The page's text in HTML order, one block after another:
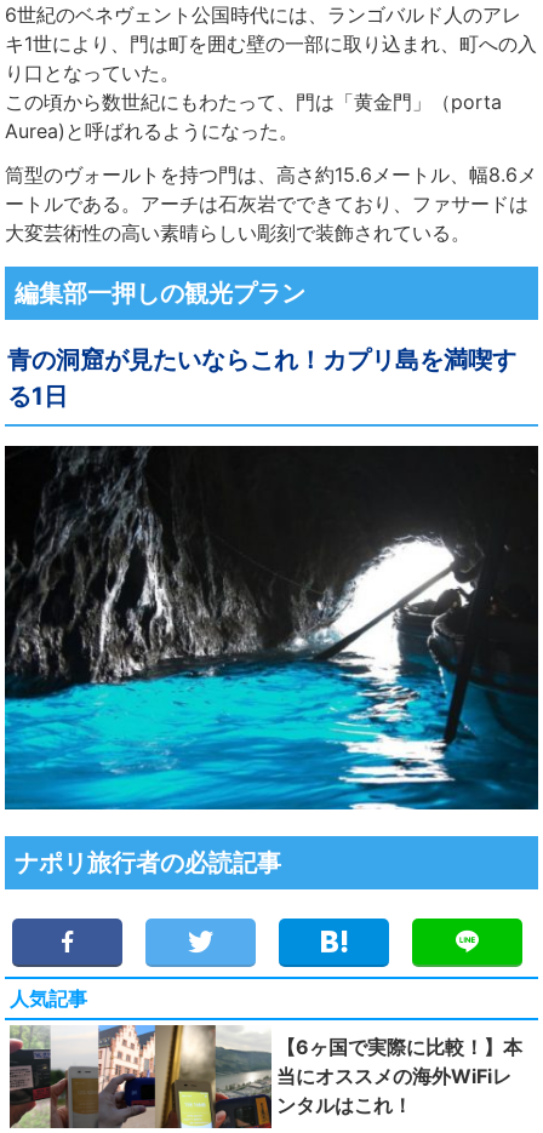
6世紀のベネヴェント公国時代には、ランゴバルド人のアレ
キ1世により、門は町を囲む壁の一部に取り込まれ、町への入
り口となっていた。
この頃から数世紀にもわたって、門は「黄金門」（porta
Aurea)と呼ばれるようになった。
筒型のヴォールトを持つ門は、高さ約15.6メートル、幅8.6メ
ートルである。アーチは石灰岩でできており、ファサードは
大変芸術性の高い素晴らしい彫刻で装飾されている。
編集部一押しの観光プラン
青の洞窟が見たいならこれ！カプリ島を満喫す
る1日
ナポリ旅行者の必読記事
人気記事
【6ヶ国で実際に比較！】本
当にオススメの海外WiFiレ
ンタルはこれ！